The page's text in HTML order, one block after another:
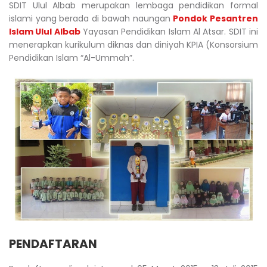
SDIT Ulul Albab merupakan lembaga pendidikan formal
islami yang berada di bawah naungan Pondok Pesantren
Islam Ulul AlbabYayasan Pendidikan Islam Al Atsar. SDIT ini
menerapkan kurikulum diknas dan diniyah KPIA (Konsorsium
Pendidikan Islam “Al-Ummah”.
PENDAFTARAN